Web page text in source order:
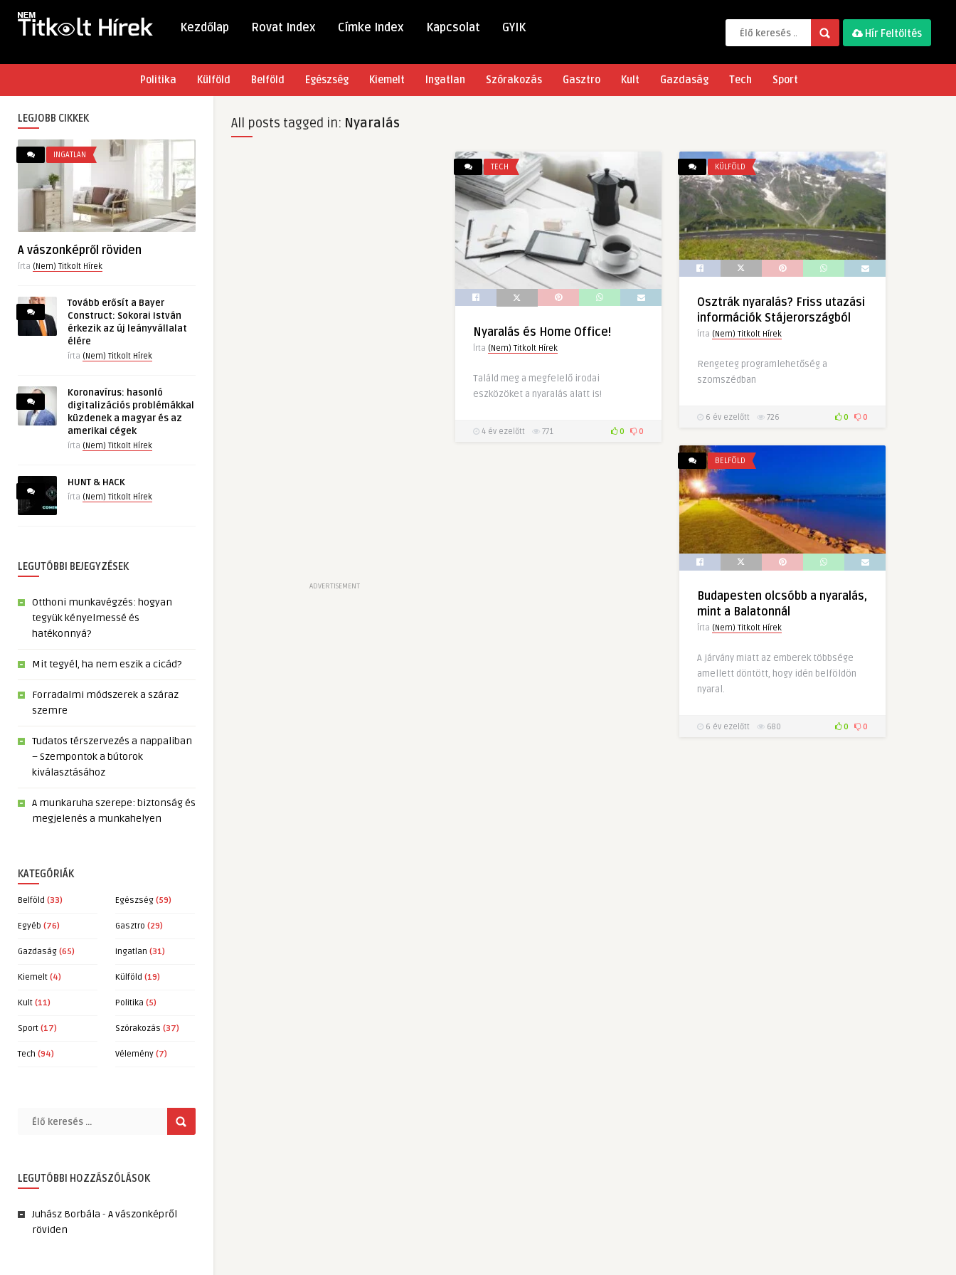
Kezdőlap Rovat Index Címke Index Kapcsolat GYIK Hír Feltöltés
Politika Külföld Belföld Egészség Kiemelt Ingatlan Szórakozás Gasztro Kult Gazdaság Tech Sport
LEGJOBB CIKKEK
INGATLAN
A vászonképről röviden
Írta (Nem) Titkolt Hírek
Tovább erősít a Bayer
Construct: Sokorai István
érkezik az új leányvállalat
élére
írta (Nem) Titkolt Hírek
Koronavírus: hasonló
digitalizációs problémákkal
küzdenek a magyar és az
amerikai cégek
írta (Nem) Titkolt Hírek
HUNT & HACK
írta (Nem) Titkolt Hírek
LEGUTÓBBI BEJEGYZÉSEK
Otthoni munkavégzés: hogyan
tegyük kényelmessé és
hatékonnyá?
Mit tegyél, ha nem eszik a cicád?
Forradalmi módszerek a száraz
szemre
Tudatos térszervezés a nappaliban
– Szempontok a bútorok
kiválasztásához
A munkaruha szerepe: biztonság és
megjelenés a munkahelyen
KATEGÓRIÁK
Belföld (33) Egészség (59)
Egyéb (76) Gasztro (29)
Gazdaság (65) Ingatlan (31)
Kiemelt (4) Külföld (19)
Kult (11) Politika (5)
Sport (17) Szórakozás (37)
Tech (94) Vélemény (7)
LEGUTÓBBI HOZZÁSZÓLÁSOK
Juhász Borbála - A vászonképről
röviden
All posts tagged in: Nyaralás
ADVERTISEMENT
TECH
Nyaralás és Home Office!
Írta (Nem) Titkolt Hírek
Találd meg a megfelelő irodai
eszközöket a nyaralás alatt is!
4 év ezelőtt 771 0 0
KÜLFÖLD
Osztrák nyaralás? Friss utazási
információk Stájerországból
Írta (Nem) Titkolt Hírek
Rengeteg programlehetőség a
szomszédban
6 év ezelőtt 726 0 0
BELFÖLD
Budapesten olcsóbb a nyaralás,
mint a Balatonnál
Írta (Nem) Titkolt Hírek
A járvány miatt az emberek többsége
amellett döntött, hogy idén belföldön
nyaral.
6 év ezelőtt 680 0 0